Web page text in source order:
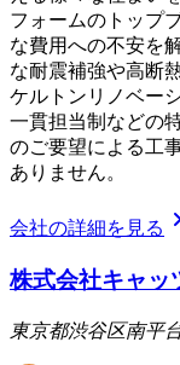
フォームのトップ
な費用への不安を
な耐震補強や高断
ケルトンリノベー
一貫担当制などの
のご要望による工
ありません。
会社の詳細を見る
株式会社キャッ
東京都渋谷区南平